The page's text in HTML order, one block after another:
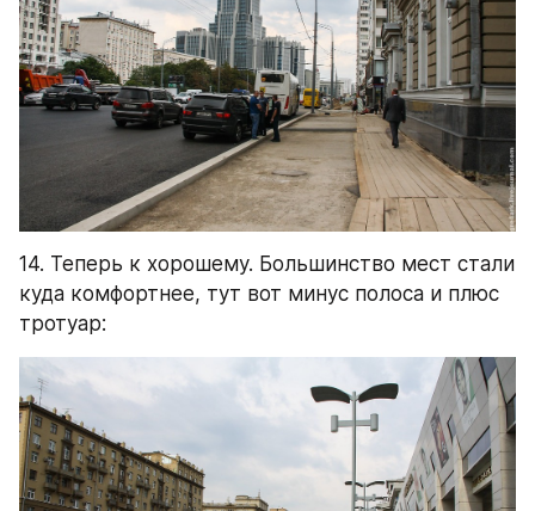
14. Теперь к хорошему. Большинство мест стали
куда комфортнее, тут вот минус полоса и плюс
тротуар: